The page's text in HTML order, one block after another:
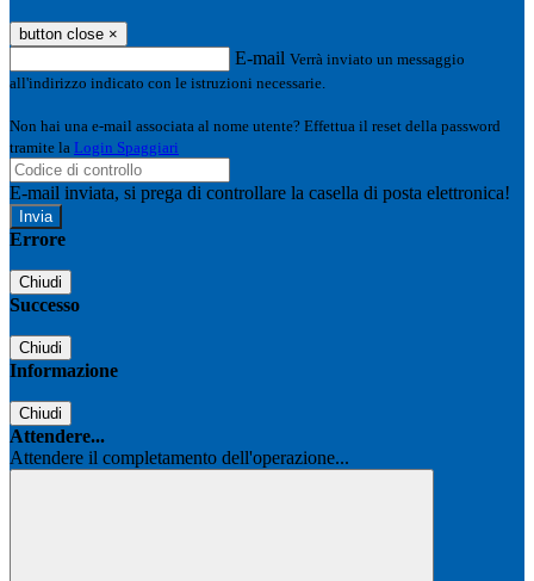
button close ×
E-mail Verrà inviato un messaggio
all'indirizzo indicato con le istruzioni necessarie.
Non hai una e-mail associata al nome utente? Effettua il reset della password
tramite la Login Spaggiari
E-mail inviata, si prega di controllare la casella di posta elettronica!
Errore
Chiudi
Successo
Chiudi
Informazione
Chiudi
Attendere...
Attendere il completamento dell'operazione...